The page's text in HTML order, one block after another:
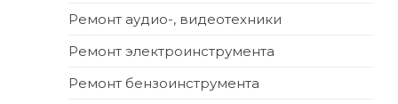
Ремонт аудио-, видеотехники
Ремонт электроинструмента
Ремонт бензоинструмента